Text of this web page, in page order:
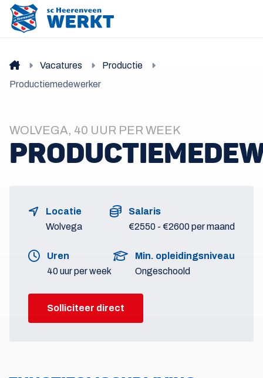
Vacatures
Productie
Productiemedewerker
WOLVEGA, 40 UUR PER WEEK
Locatie
Wolvega
Salaris
€2550 - €2600 per maand
Uren
40 uur per week
Min. opleidingsniveau
Ongeschoold
Solliciteer direct